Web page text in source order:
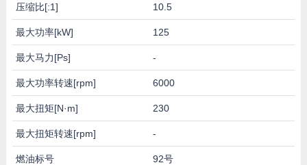
压缩比[:1] 10.5
最大功率[kW] 125
最大马力[Ps] -
最大功率转速[rpm] 6000
最大扭矩[N·m] 230
最大扭矩转速[rpm] -
燃油标号 92号